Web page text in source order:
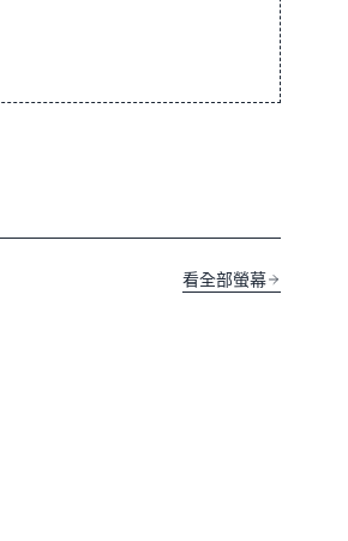
看全部螢幕